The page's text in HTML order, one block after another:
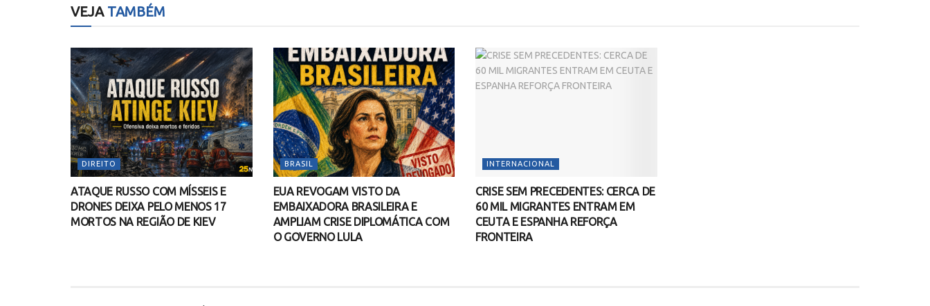
VEJATAMBÉM
DIREITO
ATAQUE RUSSO COM MÍSSEIS E
DRONES DEIXA PELO MENOS 17
MORTOS NA REGIÃO DE KIEV
BRASIL
EUA REVOGAM VISTO DA
EMBAIXADORA BRASILEIRA E
AMPLIAM CRISE DIPLOMÁTICA COM
O GOVERNO LULA
INTERNACIONAL
CRISE SEM PRECEDENTES: CERCA DE
60 MIL MIGRANTES ENTRAM EM
CEUTA E ESPANHA REFORÇA
FRONTEIRA